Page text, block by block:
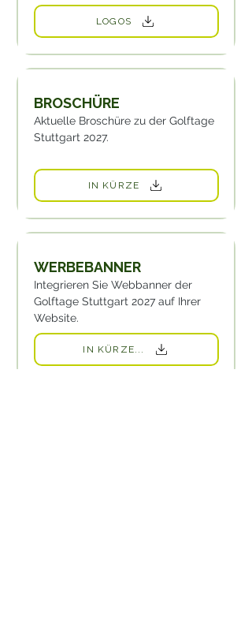
LOGOS
BROSCHÜRE
Aktuelle Broschüre zu der Golftage
Stuttgart 2027.
IN KÜRZE
WERBEBANNER
Integrieren Sie Webbanner der
Golftage Stuttgart 2027 auf Ihrer
Website.
IN KÜRZE...